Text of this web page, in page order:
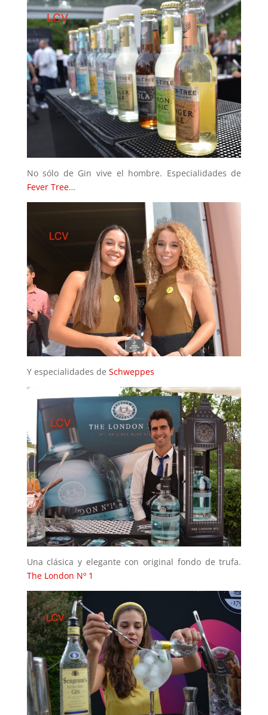
No sólo de Gin vive el hombre. Especialidades de
Fever Tree…
Y especialidades de Schweppes
Una clásica y elegante con original fondo de trufa.
The London Nº 1